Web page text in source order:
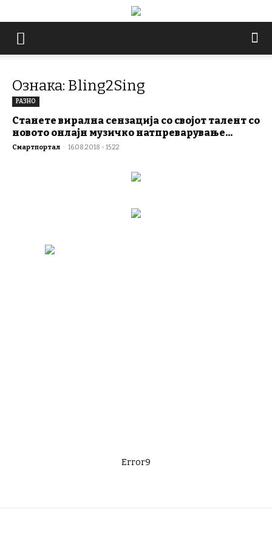
Ознака: Bling2Sing
РАЗНО
Станете вирална сензација со својот талент со
новото онлајн музичко натпреварување...
Смартпортал - 16.08.2018 - 15:22
Error9